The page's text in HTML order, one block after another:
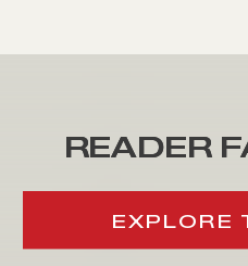
EXPLORE
READER
EXPLORE
READER